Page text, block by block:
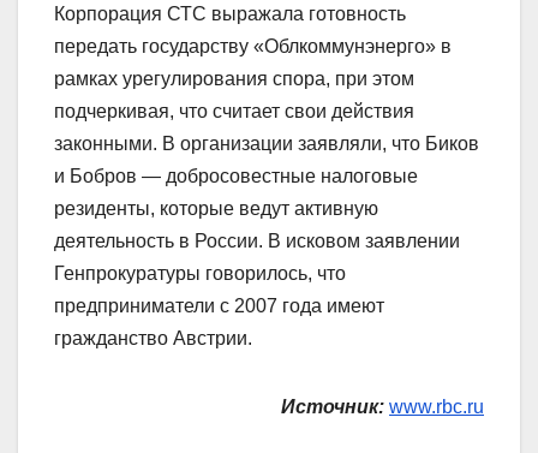
Корпорация СТС выражала готовность
передать государству «Облкоммунэнерго» в
рамках урегулирования спора, при этом
подчеркивая, что считает свои действия
законными. В организации заявляли, что Биков
и Бобров — добросовестные налоговые
резиденты, которые ведут активную
деятельность в России. В исковом заявлении
Генпрокуратуры говорилось, что
предприниматели с 2007 года имеют
гражданство Австрии.
Источник: www.rbc.ru